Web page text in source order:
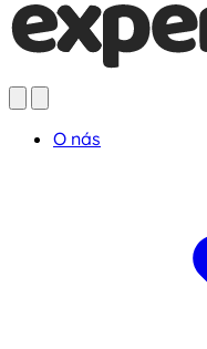
O nás